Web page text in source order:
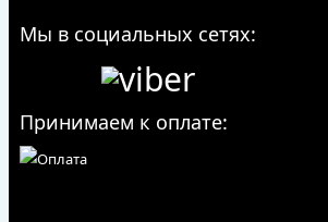
Мы в социальных сетях:
Принимаем к оплате: